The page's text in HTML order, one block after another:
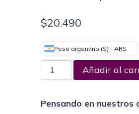
$20.490
Peso argentino ($) - ARS
Añadir al
Pensando en nuestros